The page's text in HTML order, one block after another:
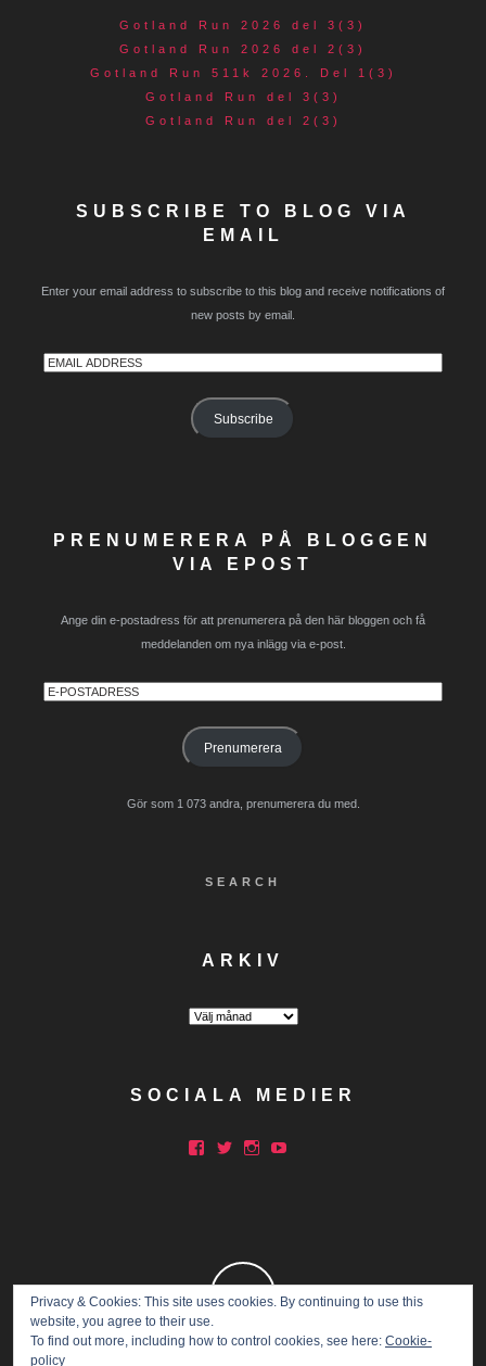
Gotland Run 2026 del 3(3)
Gotland Run 2026 del 2(3)
Gotland Run 511k 2026. Del 1(3)
Gotland Run del 3(3)
Gotland Run del 2(3)
SUBSCRIBE TO BLOG VIA
EMAIL
Enter your email address to subscribe to this blog and receive notifications of
new posts by email.
Email
Subscribe
PRENUMERERA PÅ BLOGGEN
VIA EPOST
Ange din e-postadress för att prenumerera på den här bloggen och få
meddelanden om nya inlägg via e-post.
E-
Prenumerera
Gör som 1 073 andra, prenumerera du med.
SEARCH
ARKIV
Arkiv
SOCIALA MEDIER
Facebook
Twitter
Instagram
Privacy & Cookies: This site uses cookies. By continuing to use this
website, you agree to their use.
To find out more, including how to control cookies, see here: Cookie-
policy